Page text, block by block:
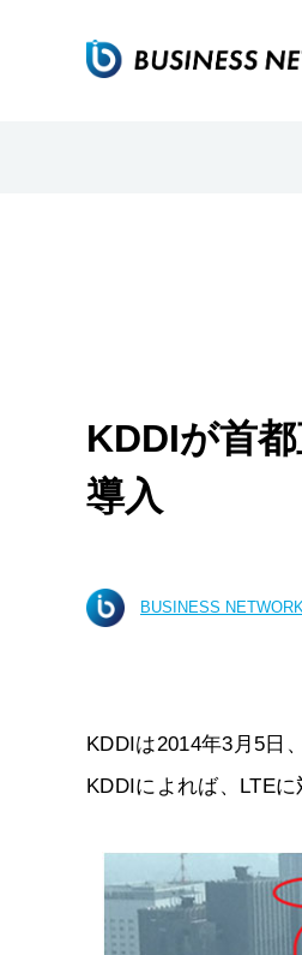
KDDIが首
導入
BUSINESS
KDDIは2014年3月5日
KDDIによれば、LTE